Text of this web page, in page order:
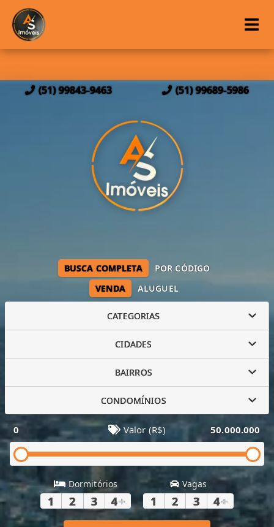
(51) 99843-9463 (51) 99689-5986
VENDA ALUGUEL
BUSCA COMPLETA POR CÓDIGO
CATEGORIAS
CIDADES
BAIRROS
CONDOMÍNIOS
0 Valor (R$) 50.000.000
Dormitórios
1 2 3 4+
Vagas
1 2 3 4+